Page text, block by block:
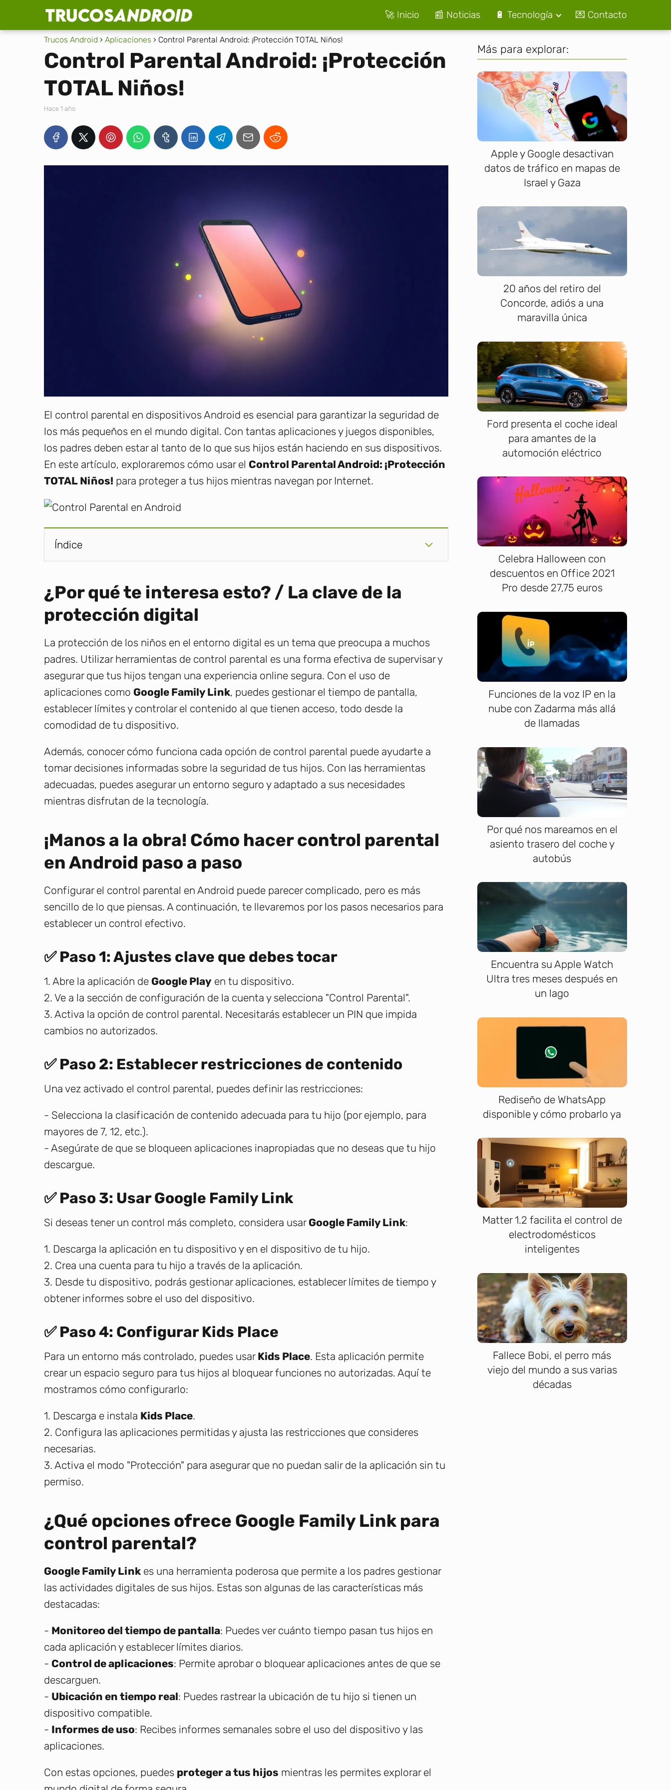
🚀 Inicio 📰 Noticias 🔋 Tecnología 💌 Contacto
Trucos Android Aplicaciones Control Parental Android: ¡Protección TOTAL Niños!
Control Parental Android: ¡Protección
TOTAL Niños!
hace 1 año
El control parental en dispositivos Android es esencial para garantizar la seguridad de
los más pequeños en el mundo digital. Con tantas aplicaciones y juegos disponibles,
los padres deben estar al tanto de lo que sus hijos están haciendo en sus dispositivos.
En este artículo, exploraremos cómo usar el Control Parental Android: ¡Protección
TOTAL Niños! para proteger a tus hijos mientras navegan por Internet.
Índice
¿Por qué te interesa esto? / La clave de la
protección digital
La protección de los niños en el entorno digital es un tema que preocupa a muchos
padres. Utilizar herramientas de control parental es una forma efectiva de supervisar y
asegurar que tus hijos tengan una experiencia online segura. Con el uso de
aplicaciones como Google Family Link, puedes gestionar el tiempo de pantalla,
establecer límites y controlar el contenido al que tienen acceso, todo desde la
comodidad de tu dispositivo.
Además, conocer cómo funciona cada opción de control parental puede ayudarte a
tomar decisiones informadas sobre la seguridad de tus hijos. Con las herramientas
adecuadas, puedes asegurar un entorno seguro y adaptado a sus necesidades
mientras disfrutan de la tecnología.
¡Manos a la obra! Cómo hacer control parental
en Android paso a paso
Configurar el control parental en Android puede parecer complicado, pero es más
sencillo de lo que piensas. A continuación, te llevaremos por los pasos necesarios para
establecer un control efectivo.
✅ Paso 1: Ajustes clave que debes tocar
1. Abre la aplicación de Google Play en tu dispositivo.
2. Ve a la sección de configuración de la cuenta y selecciona "Control Parental".
3. Activa la opción de control parental. Necesitarás establecer un PIN que impida
cambios no autorizados.
✅ Paso 2: Establecer restricciones de contenido
Una vez activado el control parental, puedes definir las restricciones:
- Selecciona la clasificación de contenido adecuada para tu hijo (por ejemplo, para
mayores de 7, 12, etc.).
- Asegúrate de que se bloqueen aplicaciones inapropiadas que no deseas que tu hijo
descargue.
✅ Paso 3: Usar Google Family Link
Si deseas tener un control más completo, considera usar Google Family Link:
1. Descarga la aplicación en tu dispositivo y en el dispositivo de tu hijo.
2. Crea una cuenta para tu hijo a través de la aplicación.
3. Desde tu dispositivo, podrás gestionar aplicaciones, establecer límites de tiempo y
obtener informes sobre el uso del dispositivo.
✅ Paso 4: Configurar Kids Place
Para un entorno más controlado, puedes usar Kids Place. Esta aplicación permite
crear un espacio seguro para tus hijos al bloquear funciones no autorizadas. Aquí te
mostramos cómo configurarlo:
1. Descarga e instala Kids Place.
2. Configura las aplicaciones permitidas y ajusta las restricciones que consideres
necesarias.
3. Activa el modo "Protección" para asegurar que no puedan salir de la aplicación sin tu
permiso.
¿Qué opciones ofrece Google Family Link para
control parental?
Google Family Link es una herramienta poderosa que permite a los padres gestionar
las actividades digitales de sus hijos. Estas son algunas de las características más
destacadas:
- Monitoreo del tiempo de pantalla: Puedes ver cuánto tiempo pasan tus hijos en
cada aplicación y establecer límites diarios.
- Control de aplicaciones: Permite aprobar o bloquear aplicaciones antes de que se
descarguen.
- Ubicación en tiempo real: Puedes rastrear la ubicación de tu hijo si tienen un
dispositivo compatible.
- Informes de uso: Recibes informes semanales sobre el uso del dispositivo y las
aplicaciones.
Con estas opciones, puedes proteger a tus hijos mientras les permites explorar el
Más para explorar:
Apple y Google desactivan
datos de tráfico en mapas de
Israel y Gaza
20 años del retiro del
Concorde, adiós a una
maravilla única
Ford presenta el coche ideal
para amantes de la
automoción eléctrico
Celebra Halloween con
descuentos en Office 2021
Pro desde 27,75 euros
Funciones de la voz IP en la
nube con Zadarma más allá
de llamadas
Por qué nos mareamos en el
asiento trasero del coche y
autobús
Encuentra su Apple Watch
Ultra tres meses después en
un lago
Rediseño de WhatsApp
disponible y cómo probarlo ya
Matter 1.2 facilita el control de
electrodomésticos
inteligentes
Fallece Bobi, el perro más
viejo del mundo a sus varias
décadas